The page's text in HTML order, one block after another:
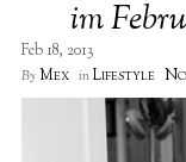
im
Feb 18, 2013
ByMex inLifestyle